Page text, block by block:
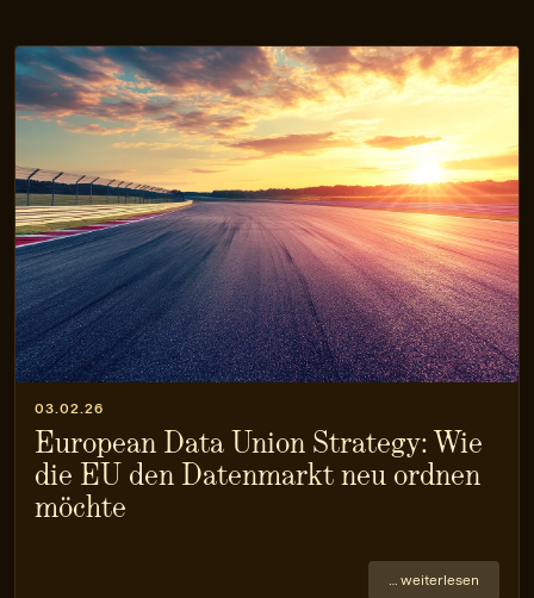
03.02.26
European Data Union Strategy: Wie
die EU den Datenmarkt neu ordnen
möchte
… weiterlesen